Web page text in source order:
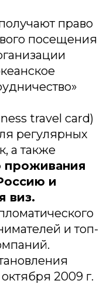
право
посещения
travel card)
регулярных
а также
проживания
и
виз.
и топ-
2009 г.